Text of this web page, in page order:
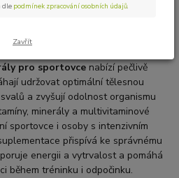
pro aktivní
pro sportovcenabízí pečlivě
udržovat optimální tělesnou
a zvyšují odolnost organismu
minerály a multivitaminové
sportovce i osoby s intenzivním
přispívá ke správnému
energii a vytrvalost a pomáhá
během tréninku i odpočinku.
dle podmínek zpracování osobních údajů.
Zavřít